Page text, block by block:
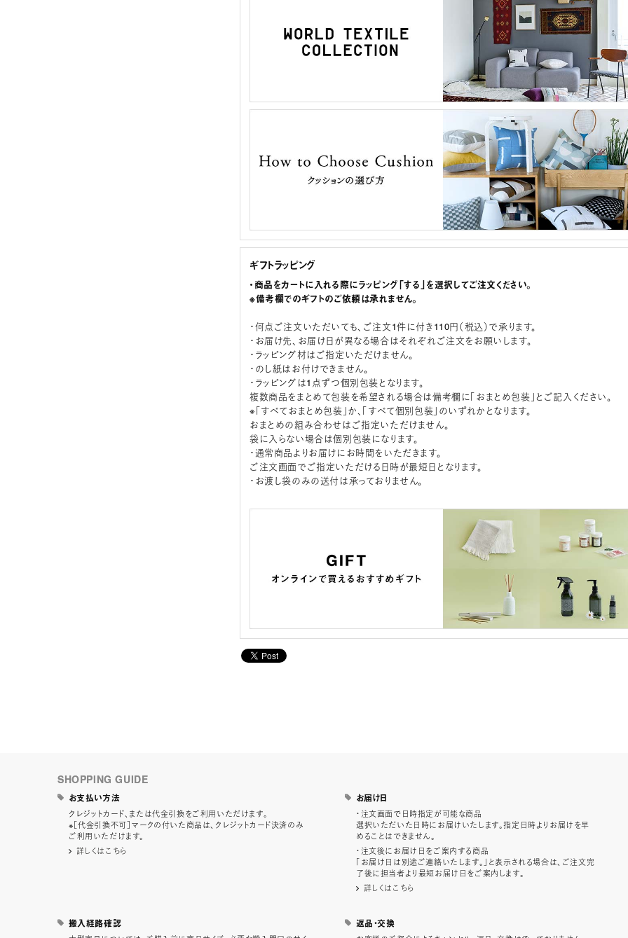
ギフトラッピング
・商品をカートに入れる際にラッピング「する」を選択してご注文ください。
※備考欄でのギフトのご依頼は承れません。
・何点ご注文いただいても、ご注文1件に付き110円（税込）で承ります。
・お届け先、お届け日が異なる場合はそれぞれご注文をお願いします。
・ラッピング材はご指定いただけません。
・のし紙はお付けできません。
・ラッピングは1点ずつ個別包装となります。
複数商品をまとめて包装を希望される場合は備考欄に「おまとめ包装」とご記入ください。
※「すべておまとめ包装」か、「すべて個別包装」のいずれかとなります。
おまとめの組み合わせはご指定いただけません。
袋に入らない場合は個別包装になります。
・通常商品よりお届けにお時間をいただきます。
ご注文画面でご指定いただける日時が最短日となります。
・お渡し袋のみの送付は承っておりません。
SHOPPING GUIDE
お支払い方法
クレジットカード、または代金引換をご利用いただけます。
※［代金引換不可］マークの付いた商品は、クレジットカード決済のみ
ご利用いただけます。
詳しくはこちら
お届け日
・注文画面で日時指定が可能な商品
選択いただいた日時にお届けいたします。指定日時よりお届けを早
めることはできません。
・注文後にお届け日をご案内する商品
「お届け日は別途ご連絡いたします。」と表示される場合は、ご注文完
了後に担当者より最短お届け日をご案内します。
詳しくはこちら
搬入経路確認 返品・交換